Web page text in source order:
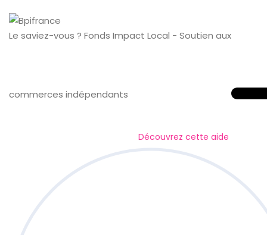
Le saviez-vous ? Fonds Impact Local - Soutien aux
commerces indépendants
Découvrez cette aide